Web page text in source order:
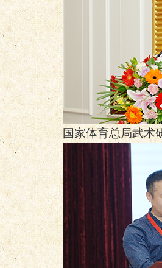
国家体育总局武术